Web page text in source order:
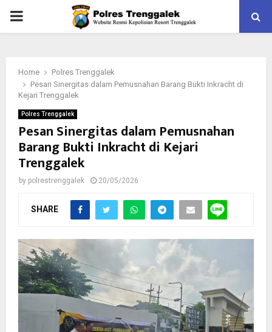
PRIMARY
Home
Polres Trenggalek
Pesan Sinergitas dalam Pemusnahan Barang Bukti Inkracht di
Kejari Trenggalek
Polres Trenggalek
Pesan Sinergitas dalam Pemusnahan
Barang Bukti Inkracht di Kejari
Trenggalek
by polrestrenggalek 20/05/2026
SHARE